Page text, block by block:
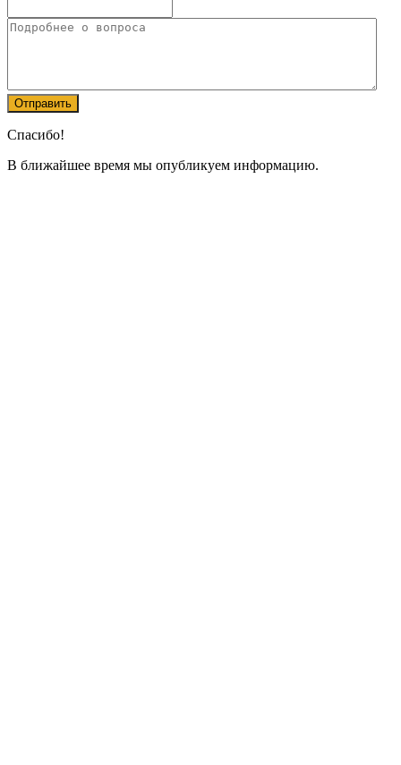
Спасибо!
В ближайшее время мы опубликуем информацию.